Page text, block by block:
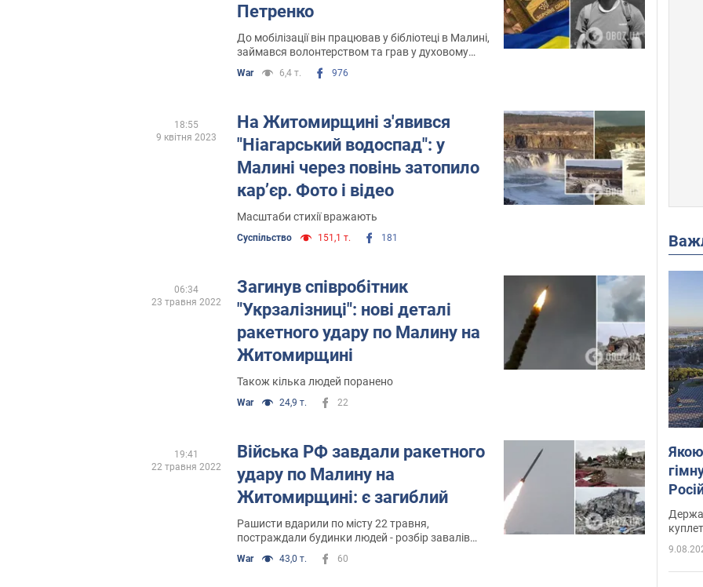
Петренко
До мобілізації він працював у бібліотеці в Малині,
займався волонтерством та грав у духовому
War 6,4 т. 976
На Житомирщині з'явився
"Ніагарський водоспад": у
Малині через повінь затопило
кар’єр. Фото і відео
Масштаби стихії вражають
Суспільство 151,1 т. 181
18:55
9 квітня 2023
Загинув співробітник
"Укрзалізниці": нові деталі
ракетного удару по Малину на
Житомирщині
Також кілька людей поранено
War 24,9 т. 22
06:34
23 травня 2022
Війська РФ завдали ракетного
удару по Малину на
Житомирщині: є загиблий
Рашисти вдарили по місту 22 травня,
постраждали будинки людей - розбір завалів
War 43,0 т. 60
19:41
22 травня 2022
Якою